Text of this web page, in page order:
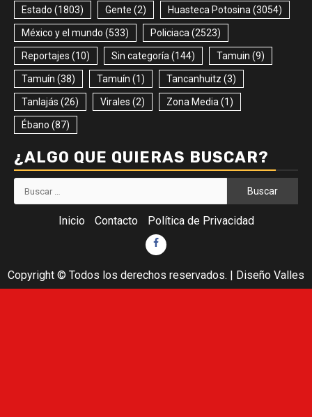
Estado (1803) Gente (2) Huasteca Potosina (3054)
México y el mundo (533) Policiaca (2523)
Reportajes (10) Sin categoría (144) Tamuin (9)
Tamuín (38) Tamuín (1) Tancanhuitz (3)
Tanlajás (26) Virales (2) Zona Media (1)
Ébano (87)
¿ALGO QUE QUIERAS BUSCAR?
Buscar:
Inicio Contacto Política de Privacidad
Facebook
Copyright © Todos los derechos reservados. | Diseño Valles